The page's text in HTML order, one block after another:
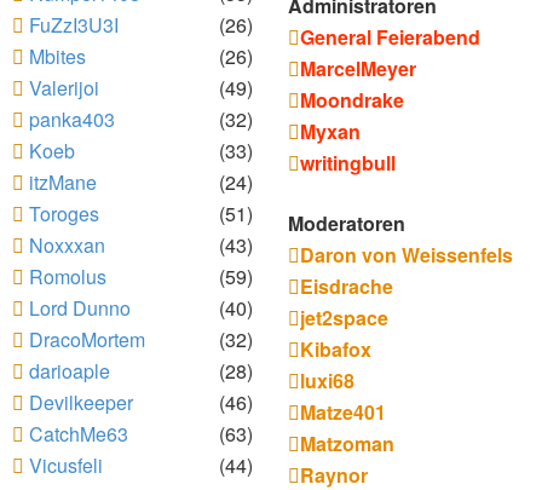
FuZzI3U3I
(26)
Mbites
(26)
Valerijoi
(49)
panka403
(32)
Koeb
(33)
itzMane
(24)
Toroges
(51)
Noxxxan
(43)
Romolus
(59)
Lord Dunno
(40)
DracoMortem
(32)
darioaple
(28)
Devilkeeper
(46)
CatchMe63
(63)
Vicusfeli
(44)
General Feierabend
MarcelMeyer
Moondrake
Myxan
writingbull
Moderatoren
Daron von Weissenfels
Eisdrache
jet2space
Kibafox
luxi68
Matze401
Matzoman
Raynor